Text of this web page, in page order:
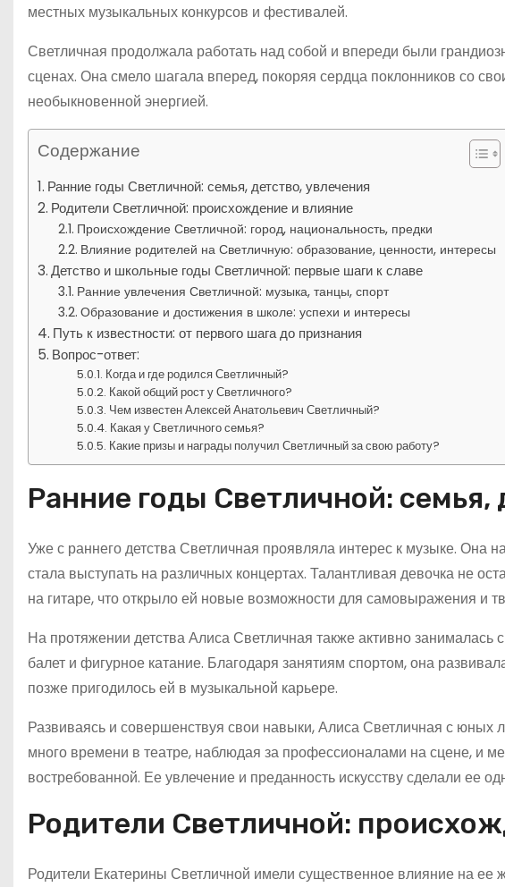
местных музыкальных конкурсов и фестивалей.
Светличная продолжала работать над собой и впереди были
сценах. Она смело шагала вперед, покоряя сердца поклонников со
необыкновенной энергией.
Содержание
Ранние годы Светличной: семья, детство, увлечения
Родители Светличной: происхождение и влияние
Происхождение Светличной: город, национальность, предки
Влияние родителей на Светличную: образование, ценности, интересы
Детство и школьные годы Светличной: первые шаги к славе
Ранние увлечения Светличной: музыка, танцы, спорт
Образование и достижения в школе: успехи и интересы
Путь к известности: от первого шага до признания
Вопрос-ответ:
Когда и где родился Светличный?
Какой общий рост у Светличного?
Чем известен Алексей Анатольевич Светличный?
Какая у Светличного семья?
Какие призы и награды получил Светличный за свою работу?
Ранние годы Светличной: семья,
Уже с раннего детства Светличная проявляла интерес к музыке. Она
стала выступать на различных концертах. Талантливая девочка не
на гитаре, что открыло ей новые возможности для самовыражения и
На протяжении детства Алиса Светличная также активно
балет и фигурное катание. Благодаря занятиям спортом, она
позже пригодилось ей в музыкальной карьере.
Развиваясь и совершенствуя свои навыки, Алиса Светличная с юных
много времени в театре, наблюдая за профессионалами на сцене, и
востребованной. Ее увлечение и преданность искусству сделали ее
Родители Светличной:
Родители Екатерины Светличной имели существенное влияние на ее